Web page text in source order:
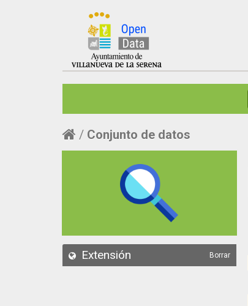
Conjunto de datos
Extensión Borrar